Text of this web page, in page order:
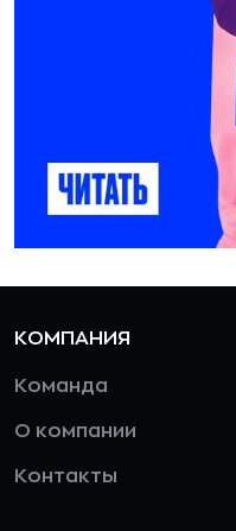
КОМПАНИЯ
Команда
О компании
Контакты